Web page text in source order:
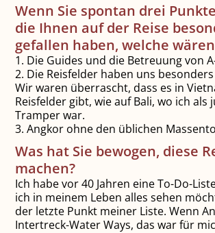
Wenn Sie spontan drei
die Ihnen auf der Reise
gefallen haben, welche
1. Die Guides und die Betreuung von
2. Die Reisfelder haben uns
Wir waren überrascht, dass es in
Reisfelder gibt, wie auf Bali, wo ich als
Tramper war.
3. Angkor ohne den üblichen
Was hat Sie bewogen, diese
machen?
Ich habe vor 40 Jahren eine To-Do-
ich in meinem Leben alles sehen
der letzte Punkt meiner Liste. Wenn
Intertreck-Water Ways, das war für